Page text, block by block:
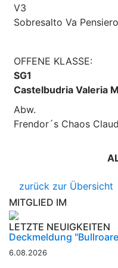
V3
Sobresalto Va
OFFENE KLASSE:
SG1
Castelbudria Valeria
Abw.
Frendor´s Chaos
zurück zur Übersicht
MITGLIED IM
LETZTE NEUIGKEITEN
Deckmeldung
6.08.2026